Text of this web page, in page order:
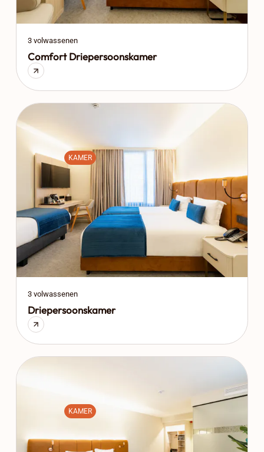
3 volwassenen
Comfort Driepersoonskamer
KAMER
3 volwassenen
Driepersoonskamer
KAMER